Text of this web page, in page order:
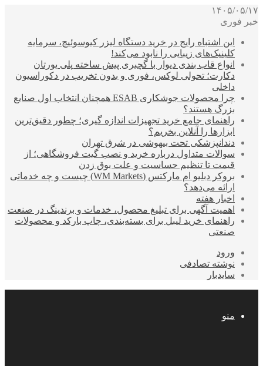
۱۴۰۵/۰۵/۱۷
خبر فوری
این اشتباه رایج در خرید دستگاه لیزر کیوسوئیچ، سرمایه
کلینیک‌های زیبایی را نابود می‌کند!
انواع قاب بندی دیوار با گچبری پیش ساخته پلی یورتان
دکارت؛ تحولی لوکس، فوری و بدون تخریب در دکوراسیون
داخلی
چرا محصولات جوشکاری ESAB همچنان انتخاب اول صنایع
بزرگ هستند؟
راهنمای جامع خرید تجهیزات اندازه گیری؛ چطور دقیق‌ترین
ابزارها را آنلاین بخریم؟
دندانپزشکی تحت بیهوشی در شرق تهران
سوالات متداول درباره خرید و نصب گیت فروشگاهی؛ از
قیمت تا تنظیم حساسیت و علت بوق زدن
بروکر دبلیو ام مارکتس (WM Markets) چیست و چه خدماتی
ارائه می‌دهد؟
اخبار هفته
اهمیت آگهی برای تبلیغ محصول، خدمات و برندینگ در صنعت
راهنمای خرید لیبل برای بسته‌بندی، چاپ بارکد و محصولات
صنعتی
ورود
نوشته تصادفی
سایدبار
منو